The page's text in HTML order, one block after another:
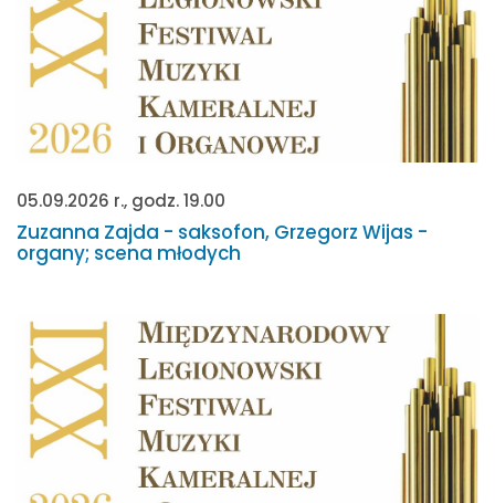
05.09.2026 r., godz. 19.00
Zuzanna Zajda - saksofon, Grzegorz Wijas -
organy; scena młodych